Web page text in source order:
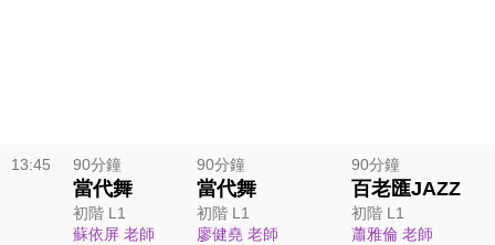
13:45 90分鐘
當代舞
初階 L1
蘇依屏 老師
90分鐘
當代舞
初階 L1
廖健堯 老師
90分鐘
百老匯JAZZ
初階 L1
蕭雅倫 老師